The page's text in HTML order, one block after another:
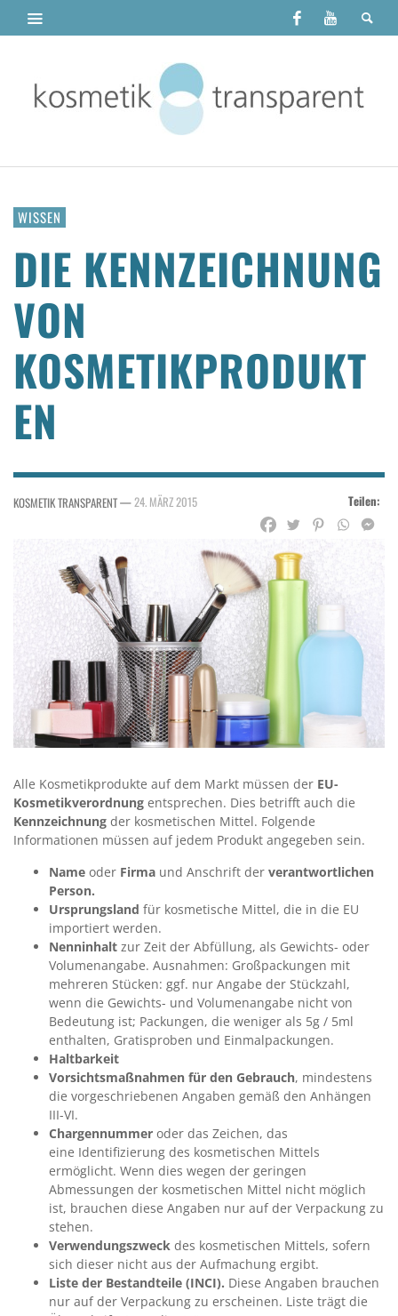
WISSEN
DIE KENNZEICHNUNG
VON
KOSMETIKPRODUKT
EN
Teilen:
KOSMETIK TRANSPARENT— 24. MÄRZ 2015
Alle Kosmetikprodukte auf dem Markt müssen der EU-
Kosmetikverordnung entsprechen. Dies betrifft auch die
Kennzeichnung der kosmetischen Mittel. Folgende
Informationen müssen auf jedem Produkt angegeben sein.
Name oder Firma und Anschrift der verantwortlichen
Person.
Ursprungsland für kosmetische Mittel, die in die EU
importiert werden.
Nenninhalt zur Zeit der Abfüllung, als Gewichts- oder
Volumenangabe. Ausnahmen: Großpackungen mit
mehreren Stücken: ggf. nur Angabe der Stückzahl,
wenn die Gewichts- und Volumenangabe nicht von
Bedeutung ist; Packungen, die weniger als 5g / 5ml
enthalten, Gratisproben und Einmalpackungen.
Haltbarkeit
Vorsichtsmaßnahmen für den Gebrauch, mindestens
die vorgeschriebenen Angaben gemäß den Anhängen
III-VI.
Chargennummer oder das Zeichen, das
eine Identifizierung des kosmetischen Mittels
ermöglicht. Wenn dies wegen der geringen
Abmessungen der kosmetischen Mittel nicht möglich
ist, brauchen diese Angaben nur auf der Verpackung zu
stehen.
Verwendungszweck des kosmetischen Mittels, sofern
sich dieser nicht aus der Aufmachung ergibt.
Liste der Bestandteile (INCI). Diese Angaben brauchen
nur auf der Verpackung zu erscheinen. Liste trägt die